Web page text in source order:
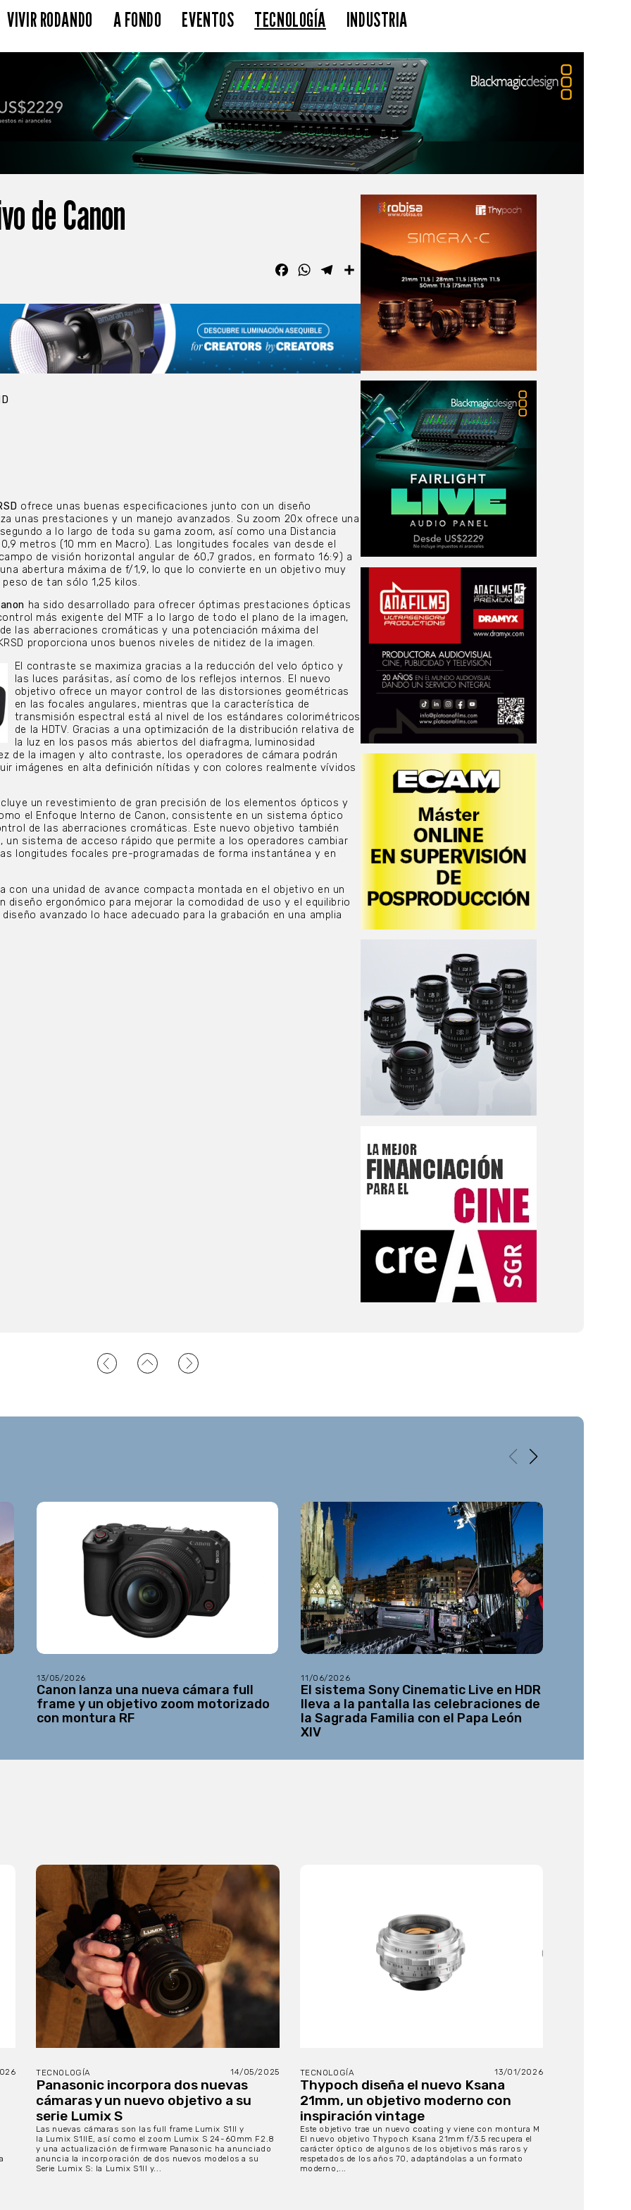
VIVIR RODANDO A FONDO EVENTOS TECNOLOGÍA INDUSTRIA
de Canon
FacebookWhatsAppTelegram
ofrece unas buenas especificaciones junto con un diseño
unas prestaciones y un manejo avanzados. Su zoom 20x ofrece una
a lo largo de toda su gama zoom, así como una Distancia
0,9 metros (10 mm en Macro). Las longitudes focales van desde el
de visión horizontal angular de 60,7 grados, en formato 16:9) a
abertura máxima de f/1,9, lo que lo convierte en un objetivo muy
de tan sólo 1,25 kilos.
ha sido desarrollado para ofrecer óptimas prestaciones ópticas
más exigente del MTF a lo largo de todo el plano de la imagen,
las aberraciones cromáticas y una potenciación máxima del
proporciona unos buenos niveles de nitidez de la imagen.
El contraste se maximiza gracias a la reducción del velo óptico y
las luces parásitas, así como de los reflejos internos. El nuevo
objetivo ofrece un mayor control de las distorsiones geométricas
en las focales angulares, mientras que la característica de
transmisión espectral está al nivel de los estándares colorimétricos
de la HDTV. Gracias a una optimización de la distribución relativa de
la luz en los pasos más abiertos del diafragma, luminosidad
de la imagen y alto contraste, los operadores de cámara podrán
imágenes en alta definición nítidas y con colores realmente vívidos
un revestimiento de gran precisión de los elementos ópticos y
el Enfoque Interno de Canon, consistente en un sistema óptico
de las aberraciones cromáticas. Este nuevo objetivo también
un sistema de acceso rápido que permite a los operadores cambiar
longitudes focales pre-programadas de forma instantánea y en
con una unidad de avance compacta montada en el objetivo en un
diseño ergonómico para mejorar la comodidad de uso y el equilibrio
avanzado lo hace adecuado para la grabación en una amplia
13/05/2026
Canon lanza una nueva cámara full
frame y un objetivo zoom motorizado
con montura RF
11/06/2026
El sistema Sony Cinematic Live en HDR
lleva a la pantalla las celebraciones de
la Sagrada Familia con el Papa León
XIV
TECNOLOGÍA 14/05/2025
Panasonic incorpora dos nuevas
cámaras y un nuevo objetivo a su
serie Lumix S
Las nuevas cámaras son las full frame Lumix S1II y
la Lumix S1IIE, así como el zoom Lumix S 24-60mm F2.8
y una actualización de firmware Panasonic ha anunciado
anuncia la incorporación de dos nuevos modelos a su
Serie Lumix S: la Lumix S1II y...
TECNOLOGÍA 13/01/2026
Thypoch diseña el nuevo Ksana
21mm, un objetivo moderno con
inspiración vintage
Este objetivo trae un nuevo coating y viene con montura M
El nuevo objetivo Thypoch Ksana 21mm f/3.5 recupera el
carácter óptico de algunos de los objetivos más raros y
respetados de los años 70, adaptándolas a un formato
moderno,...